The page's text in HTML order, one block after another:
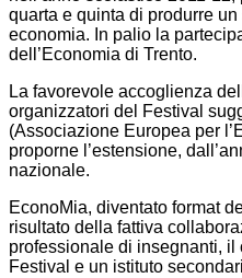
quarta e quinta di produrre
economia. In palio la
dell’Economia di Trento.
La favorevole accoglienza
organizzatori del Festival
(Associazione Europea per
proporne l’estensione,
nazionale.
EconoMia, diventato format
risultato della fattiva
professionale di insegnanti, il
Festival e un istituto